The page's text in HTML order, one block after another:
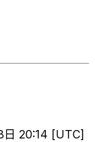
20:14 [UTC]